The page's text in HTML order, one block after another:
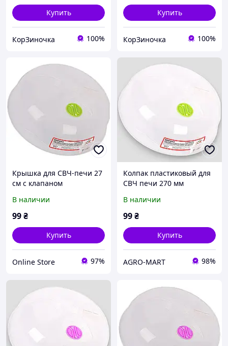
Купить
КорЗиночка 100%
Купить
КорЗиночка 100%
Крышка для СВЧ-печи 27
см с клапаном
В наличии
99₴
Купить
Online Store 97%
Колпак пластиковый для
СВЧ печи 270 мм
В наличии
99₴
Купить
AGRO-MART 98%